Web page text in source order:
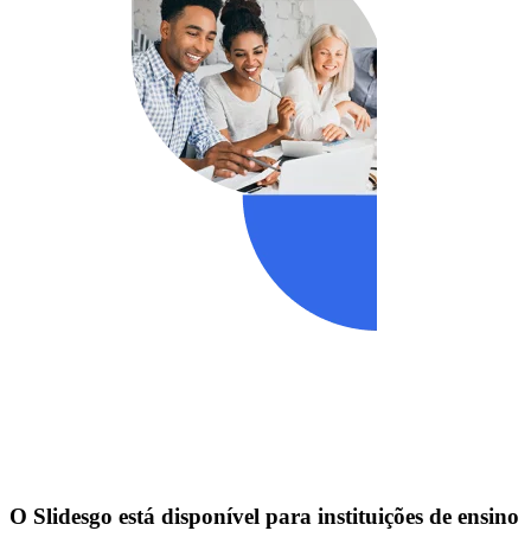
O Slidesgo está disponível para instituições de ensino